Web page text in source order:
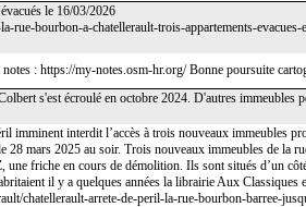
le 16/03/2026
bourbon-a-chatellerault-trois-appartements-evacues-
: https://my-notes.osm-hr.org/ Bonne poursuite
s'est écroulé en octobre 2024. D'autres immeubles
imminent interdit l’accès à trois nouveaux immeubles
mars 2025 au soir. Trois nouveaux immeubles de la
friche en cours de démolition. Ils sont situés d’un
il y a quelques années la librairie Aux Classiques
chatellerault-arrete-de-peril-la-rue-bourbon-barree-